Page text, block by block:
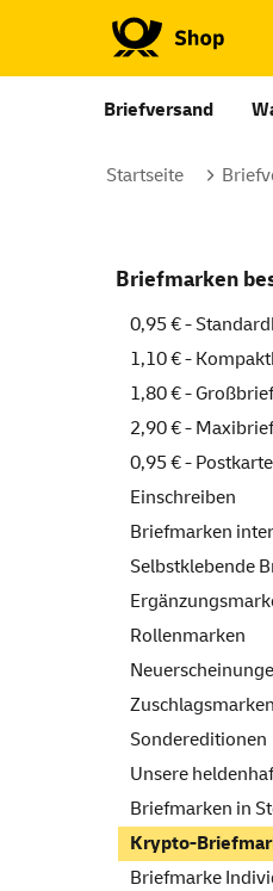
Briefversand
Startseite
Briefmarken
0,95 € -
1,10 € -
1,80 € - Großbrief
2,90 € - Maxibrief
0,95 € - Postkarte
Einschreiben
Briefmarken
Selbstklebende
Rollenmarken
Zuschlagsmarken
Sondereditionen
Unsere
Briefmarken in
Krypto-
Briefmarke